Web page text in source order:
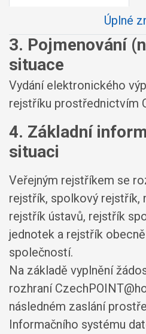
Úplné
3. Pojmenování
situace
Vydání elektronického
rejstříku prostřednictvím
4. Základní
situaci
Veřejným rejstříkem se
rejstřík, spolkový rejstřík,
rejstřík ústavů, rejstřík
jednotek a rejstřík
společností.
Na základě vyplnění
rozhraní
následném zaslání
Informačního systému